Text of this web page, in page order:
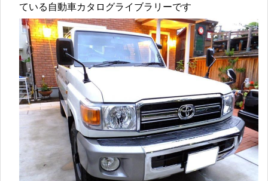
ている自動車カタログライブラリーです